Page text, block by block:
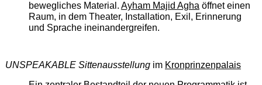
bewegliches Material. Ayham Majid Aghaöffnet einen
Raum, in dem Theater, Installation, Exil, Erinnerung
und Sprache ineinandergreifen.
UNSPEAKABLE Sittenausstellungim Kronprinzenpalais